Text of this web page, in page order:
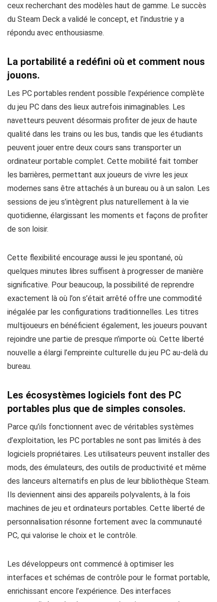
ceux recherchant des modèles haut de gamme. Le succès
du Steam Deck a validé le concept, et l’industrie y a
répondu avec enthousiasme.
La portabilité a redéfini où et comment nous
jouons.
Les PC portables rendent possible l’expérience complète
du jeu PC dans des lieux autrefois inimaginables. Les
navetteurs peuvent désormais profiter de jeux de haute
qualité dans les trains ou les bus, tandis que les étudiants
peuvent jouer entre deux cours sans transporter un
ordinateur portable complet. Cette mobilité fait tomber
les barrières, permettant aux joueurs de vivre les jeux
modernes sans être attachés à un bureau ou à un salon. Les
sessions de jeu s’intègrent plus naturellement à la vie
quotidienne, élargissant les moments et façons de profiter
de son loisir.
Cette flexibilité encourage aussi le jeu spontané, où
quelques minutes libres suffisent à progresser de manière
significative. Pour beaucoup, la possibilité de reprendre
exactement là où l’on s’était arrêté offre une commodité
inégalée par les configurations traditionnelles. Les titres
multijoueurs en bénéficient également, les joueurs pouvant
rejoindre une partie de presque n’importe où. Cette liberté
nouvelle a élargi l’empreinte culturelle du jeu PC au-delà du
bureau.
Les écosystèmes logiciels font des PC
portables plus que de simples consoles.
Parce qu’ils fonctionnent avec de véritables systèmes
d’exploitation, les PC portables ne sont pas limités à des
logiciels propriétaires. Les utilisateurs peuvent installer des
mods, des émulateurs, des outils de productivité et même
des lanceurs alternatifs en plus de leur bibliothèque Steam.
Ils deviennent ainsi des appareils polyvalents, à la fois
machines de jeu et ordinateurs portables. Cette liberté de
personnalisation résonne fortement avec la communauté
PC, qui valorise le choix et le contrôle.
Les développeurs ont commencé à optimiser les
interfaces et schémas de contrôle pour le format portable,
enrichissant encore l’expérience. Des interfaces